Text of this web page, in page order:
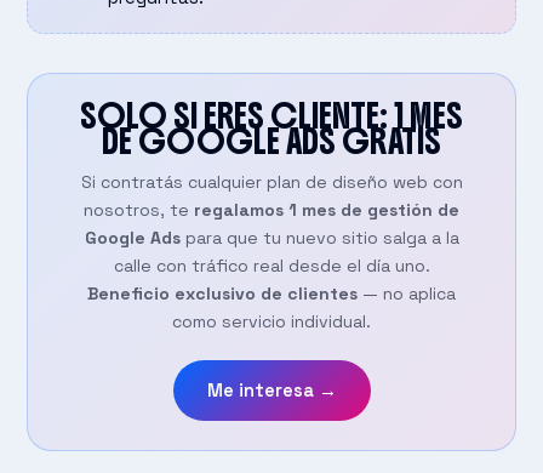
SOLO SI ERES CLIENTE: 1 MES
DE GOOGLE ADSGRATIS
Si contratás cualquier plan de diseño web con
nosotros, te regalamos 1 mes de gestión de
Google Adspara que tu nuevo sitio salga a la
calle con tráfico real desde el día uno.
Beneficio exclusivo de clientes — no aplica
como servicio individual.
Me interesa →